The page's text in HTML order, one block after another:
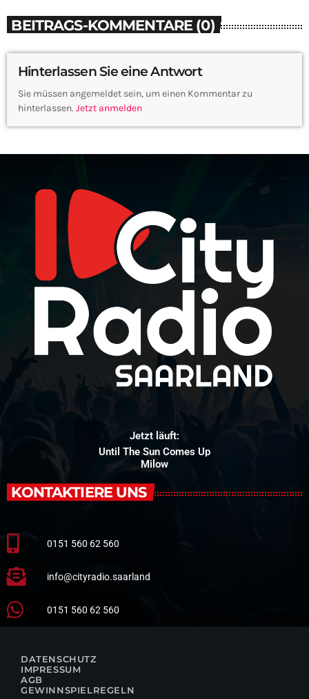
BEITRAGS-KOMMENTARE (0)
Hinterlassen Sie eine Antwort
Sie müssen angemeldet sein, um einen Kommentar zu
hinterlassen. Jetzt anmelden
Jetzt läuft:
Until The Sun Comes Up
Milow
KONTAKTIERE UNS
0151 560 62 560
info@cityradio.saarland
0151 560 62 560
DATENSCHUTZ
IMPRESSUM
AGB
GEWINNSPIELREGELN